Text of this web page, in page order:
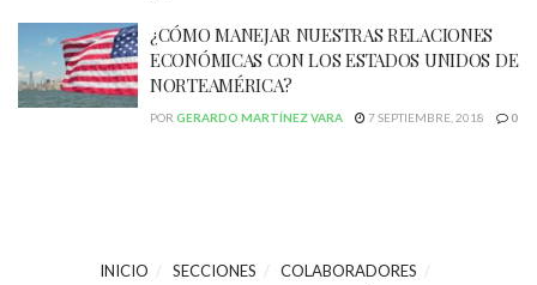
¿CÓMO MANEJAR NUESTRAS RELACIONES
ECONÓMICAS CON LOS ESTADOS UNIDOS DE
NORTEAMÉRICA?
POR GERARDO MARTÍNEZ VARA 7 SEPTIEMBRE, 2018 0
INICIO SECCIONES
COLABORADORES